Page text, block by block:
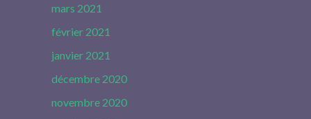
mars 2021
février 2021
janvier 2021
décembre 2020
novembre 2020